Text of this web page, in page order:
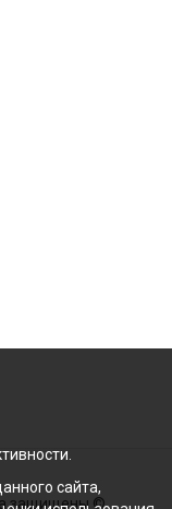
защищены ©
сайта,